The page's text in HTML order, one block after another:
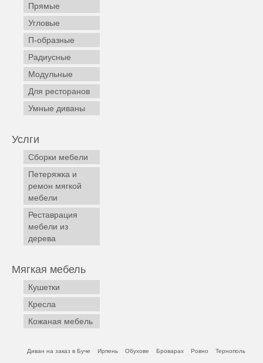
Прямые
Угловые
П-образные
Радиусные
Модульные
Для ресторанов
Умные диваны
Услги
Сборки мебели
Петеряжка и
ремон мягкой
мебели
Реставрация
мебели из
дерева
Мягкая мебель
Кушетки
Кресла
Кожаная мебель
Диван на заказ в Буче Ирпень Обухове Броварах Ровно Тернополь